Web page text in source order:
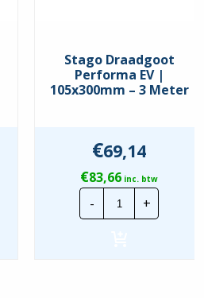
Stago Draadgoot
Performa EV |
105x300mm – 3 Meter
€69,14
€83,66 inc. btw
-
Stago
Draadgoot
Performa
+